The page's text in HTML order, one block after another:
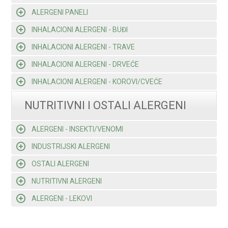
ALERGENI PANELI
INHALACIONI ALERGENI - BUĐI
INHALACIONI ALERGENI - TRAVE
INHALACIONI ALERGENI - DRVEĆE
INHALACIONI ALERGENI - KOROVI/CVEĆE
NUTRITIVNI I OSTALI ALERGENI
ALERGENI - INSEKTI/VENOMI
INDUSTRIJSKI ALERGENI
OSTALI ALERGENI
NUTRITIVNI ALERGENI
ALERGENI - LEKOVI